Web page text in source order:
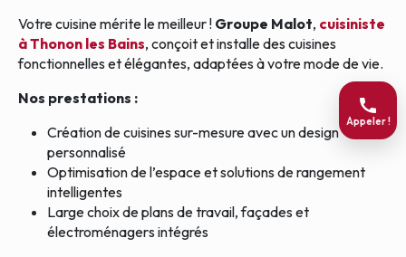
Votre cuisine mérite le meilleur ! Groupe Malot, cuisiniste
à Thonon les Bains, conçoit et installe des cuisines
fonctionnelles et élégantes, adaptées à votre mode de vie.
Nos prestations :
Création de cuisines sur-mesure avec un design
personnalisé
Optimisation de l’espace et solutions de rangement
intelligentes
Large choix de plans de travail, façades et
électroménagers intégrés
Appeler !